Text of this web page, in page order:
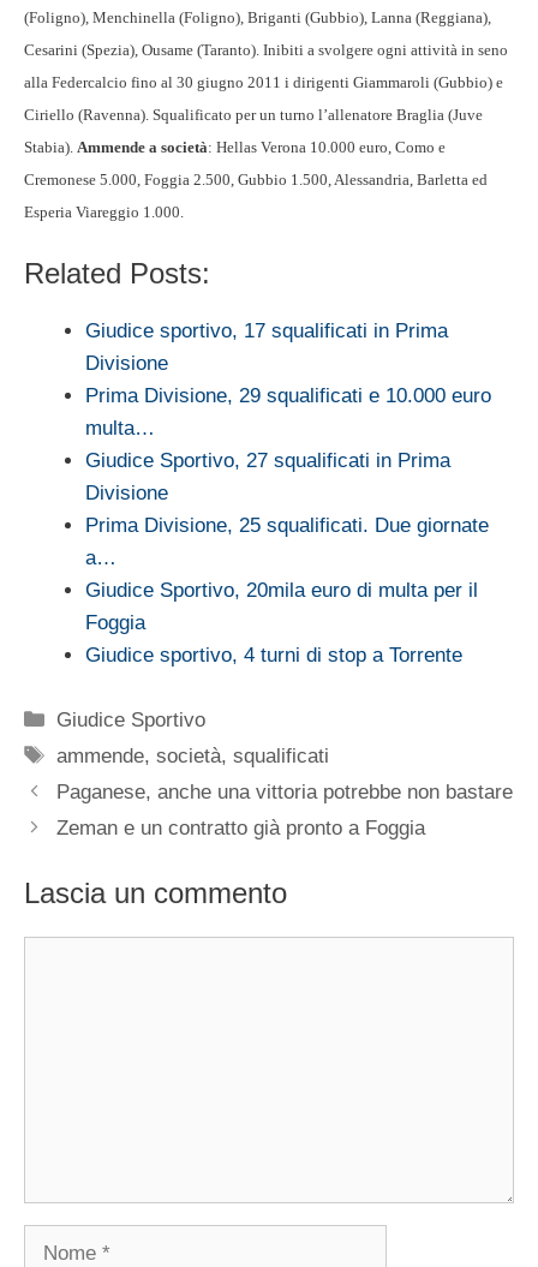
(Foligno), Menchinella (Foligno), Briganti (Gubbio), Lanna (Reggiana),
Cesarini (Spezia), Ousame (Taranto). Inibiti a svolgere ogni attività in seno
alla Federcalcio fino al 30 giugno 2011 i dirigenti Giammaroli (Gubbio) e
Ciriello (Ravenna). Squalificato per un turno l’allenatore Braglia (Juve
Stabia). Ammende a società: Hellas Verona 10.000 euro, Como e
Cremonese 5.000, Foggia 2.500, Gubbio 1.500, Alessandria, Barletta ed
Esperia Viareggio 1.000.
Related Posts:
Giudice sportivo, 17 squalificati in Prima
Divisione
Prima Divisione, 29 squalificati e 10.000 euro
multa…
Giudice Sportivo, 27 squalificati in Prima
Divisione
Prima Divisione, 25 squalificati. Due giornate
a…
Giudice Sportivo, 20mila euro di multa per il
Foggia
Giudice sportivo, 4 turni di stop a Torrente
Categorie
Giudice Sportivo
Tag
ammende,società,squalificati
Paganese, anche una vittoria potrebbe non bastare
Zeman e un contratto già pronto a Foggia
Lascia un commento
Nome